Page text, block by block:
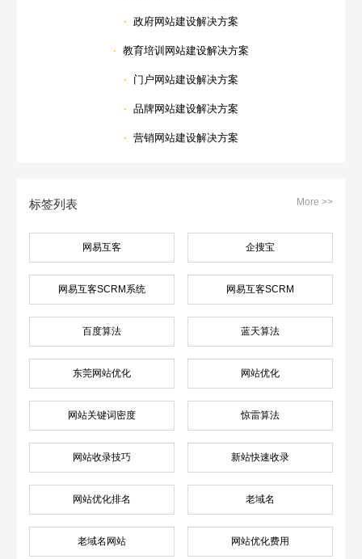
· 政府网站建设解决方案
· 教育培训网站建设解决方案
· 门户网站建设解决方案
· 品牌网站建设解决方案
· 营销网站建设解决方案
标签列表 More >>
网易互客 企搜宝
网易互客SCRM系统 网易互客SCRM
百度算法 蓝天算法
东莞网站优化 网站优化
网站关键词密度 惊雷算法
网站收录技巧 新站快速收录
网站优化排名 老域名
老域名网站 网站优化费用